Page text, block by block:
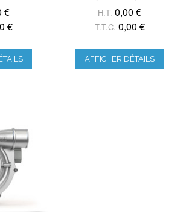
€
€
H.T. 0,00 €
T.T.C. 0,00 €
AFFICHER DÉTAILS